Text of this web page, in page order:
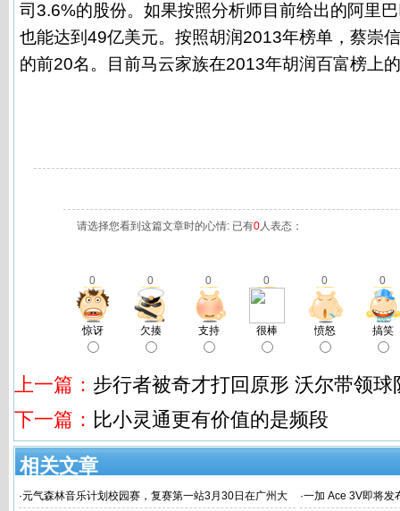
司3.6%的股份。如果按照分析师目前给出的阿里
也能达到49亿美元。按照胡润2013年榜单，蔡崇
的前20名。目前马云家族在2013年胡润百富榜上
请选择您看到这篇文章时的心情: 已有0人表态：
0 0 0 0 0 0
惊讶 欠揍 支持 很棒 愤怒 搞笑
上一篇： 步行者被奇才打回原形 沃尔带领球
下一篇： 比小灵通更有价值的是频段
相关文章
·元气森林音乐计划校园赛，复赛第一站3月30日在广州大
·一加 Ace 3V即将发